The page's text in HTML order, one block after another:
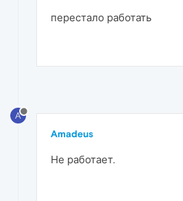
перестало работать
A
Amadeus
Не работает.